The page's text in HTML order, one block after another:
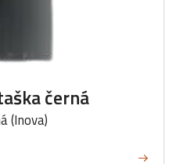
černá
(Inova)